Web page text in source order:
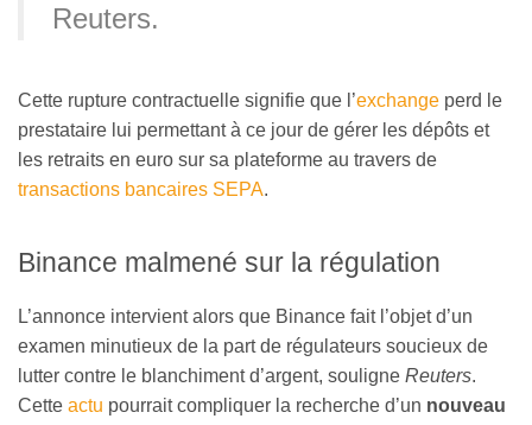
Reuters.
Cette rupture contractuelle signifie que l’exchange perd le
prestataire lui permettant à ce jour de gérer les dépôts et
les retraits en euro sur sa plateforme au travers de
transactions bancaires SEPA.
Binance malmené sur la régulation
L’annonce intervient alors que Binance fait l’objet d’un
examen minutieux de la part de régulateurs soucieux de
lutter contre le blanchiment d’argent, souligne Reuters.
Cette actu pourrait compliquer la recherche d’un nouveau